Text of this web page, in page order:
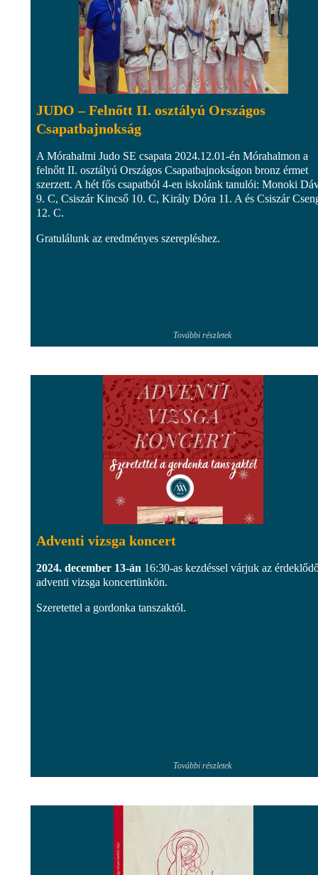
JUDO – Felnőtt II. osztályú Országos
Csapatbajnokság
A Mórahalmi Judo SE csapata 2024.12.01-én Mórahalmon a
felnőtt II. osztályú Országos Csapatbajnokságon bronz érmet
szerzett. A hét fős csapatból 4-en iskolánk tanulói: Monoki
9. C, Csiszár Kincső 10. C, Király Dóra 11. A és Csiszár
12. C.
Gratulálunk az eredményes szerepléshez.
További részletek
Adventi vizsga koncert
2024. december 13-án 16:30-as kezdéssel várjuk az
adventi vizsga koncertünkön.
Szeretettel a gordonka tanszaktól.
További részletek